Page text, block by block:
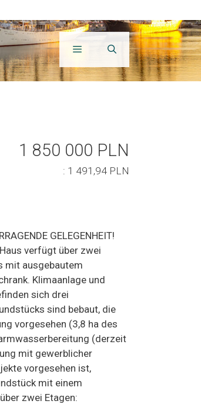
1 850 000 PLN
: 1 491,94 PLN
GELEGENHEIT!
verfügt über zwei
mit ausgebautem
Klimaanlage und
sich drei
sind bebaut, die
vorgesehen (3,8 ha des
(derzeit
mit gewerblicher
vorgesehen ist,
mit einem
zwei Etagen: